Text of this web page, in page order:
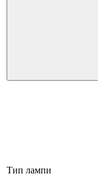
Тип лампи